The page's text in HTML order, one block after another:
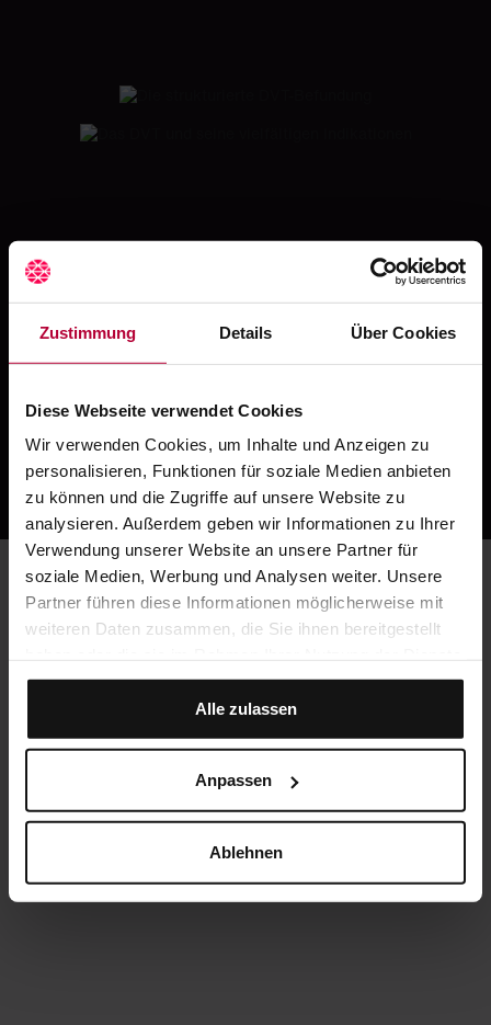
Zustimmung Details Über Cookies
Diese Webseite verwendet Cookies
Wir verwenden Cookies, um Inhalte und Anzeigen zu
personalisieren, Funktionen für soziale Medien anbieten
zu können und die Zugriffe auf unsere Website zu
analysieren. Außerdem geben wir Informationen zu Ihrer
Verwendung unserer Website an unsere Partner für
soziale Medien, Werbung und Analysen weiter. Unsere
Partner führen diese Informationen möglicherweise mit
weiteren Daten zusammen, die Sie ihnen bereitgestellt
gesammelt haben.
Alle zulassen
Anpassen
Ablehnen
Fortbildungen auf CROCODILE von
Hier finden Sie die passende Fortbildung
Mehr zum Thema...
Bildgebung
Dentales
Volumentomogramm
...finden Sie so nur hier!